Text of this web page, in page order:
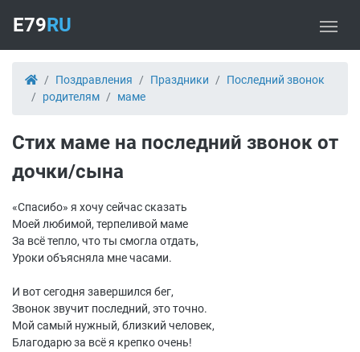
E79RU
Поздравления Праздники
Последний звонок
родителям
маме
Стих маме на последний звонок от
дочки/сына
«Спасибо» я хочу сейчас сказать
Моей любимой, терпеливой маме
За всё тепло, что ты смогла отдать,
Уроки объясняла мне часами.
И вот сегодня завершился бег,
Звонок звучит последний, это точно.
Мой самый нужный, близкий человек,
Благодарю за всё я крепко очень!